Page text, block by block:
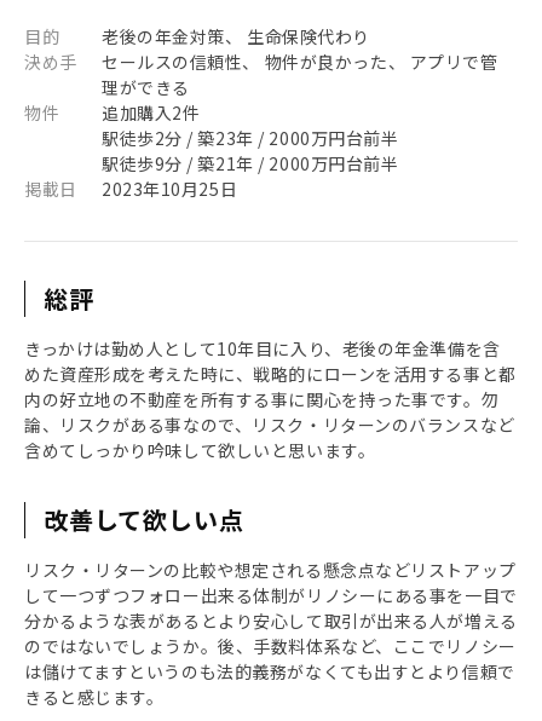
目的
老後の年金対策、 生命保険代わり
決め手
セールスの信頼性、 物件が良かった、 アプリで管
理ができる
物件
追加購入2件
駅徒歩2分 / 築23年 / 2000万円台前半
駅徒歩9分 / 築21年 / 2000万円台前半
掲載日
2023年10月25日
総評
きっかけは勤め人として10年目に入り、老後の年金準備を含
めた資産形成を考えた時に、戦略的にローンを活用する事と都
内の好立地の不動産を所有する事に関心を持った事です。勿
論、リスクがある事なので、リスク・リターンのバランスなど
含めてしっかり吟味して欲しいと思います。
改善して欲しい点
リスク・リターンの比較や想定される懸念点などリストアップ
して一つずつフォロー出来る体制がリノシーにある事を一目で
分かるような表があるとより安心して取引が出来る人が増える
のではないでしょうか。後、手数料体系など、ここでリノシー
は儲けてますというのも法的義務がなくても出すとより信頼で
きると感じます。